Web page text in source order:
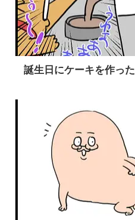
誕生日にケーキを作った